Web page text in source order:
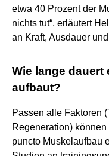
etwa 40 Prozent der
nichts tut“, erläutert
an Kraft, Ausdauer
Wie lange dauert
aufbaut?
Passen alle Faktoren
Regeneration)
puncto Muskelaufbau